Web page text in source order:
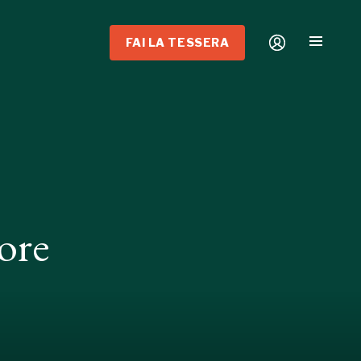
FAI LA TESSERA